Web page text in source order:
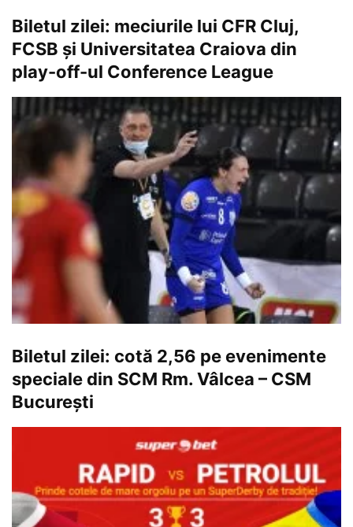
Biletul zilei: meciurile lui CFR Cluj,
FCSB și Universitatea Craiova din
play-off-ul Conference League
Biletul zilei: cotă 2,56 pe evenimente
speciale din SCM Rm. Vâlcea – CSM
București